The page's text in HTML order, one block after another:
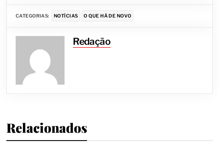
CATEGORIAS: NOTÍCIAS O QUE HÁ DE NOVO
Redação
Relacionados